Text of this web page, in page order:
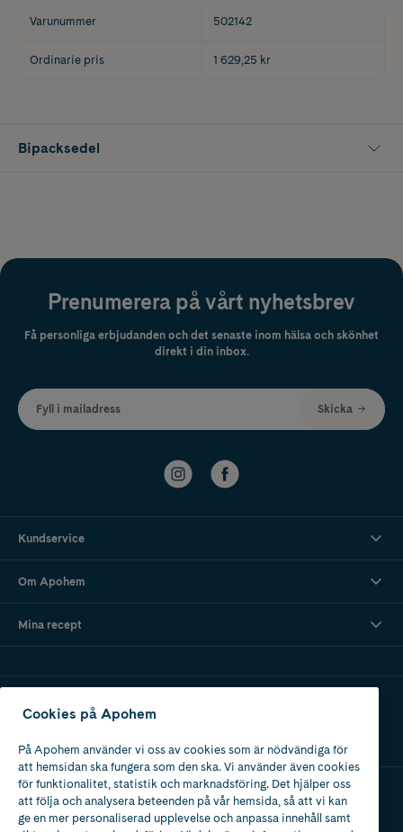
Varunummer 502142
Ordinarie pris 1 629,25 kr
Bipacksedel
Prenumerera på vårt nyhetsbrev
Få personliga erbjudanden och det senaste inom hälsa och skönhet
direkt i din inbox.
Fyll i mailadress Skicka
Kundservice
Om Apohem
Mina recept
Apotek med tillstånd
av Läkemedelsverket
Cookies på Apohem
På Apohem använder vi oss av cookies som är nödvändiga för
att hemsidan ska fungera som den ska. Vi använder även cookies
för funktionalitet, statistik och marknadsföring. Det hjälper oss
att följa och analysera beteenden på vår hemsida, så att vi kan
ge en mer personaliserad upplevelse och anpassa innehåll samt